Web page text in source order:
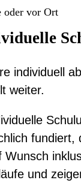
oder vor Ort
individuell
weiter.
fundiert,
Wunsch
und